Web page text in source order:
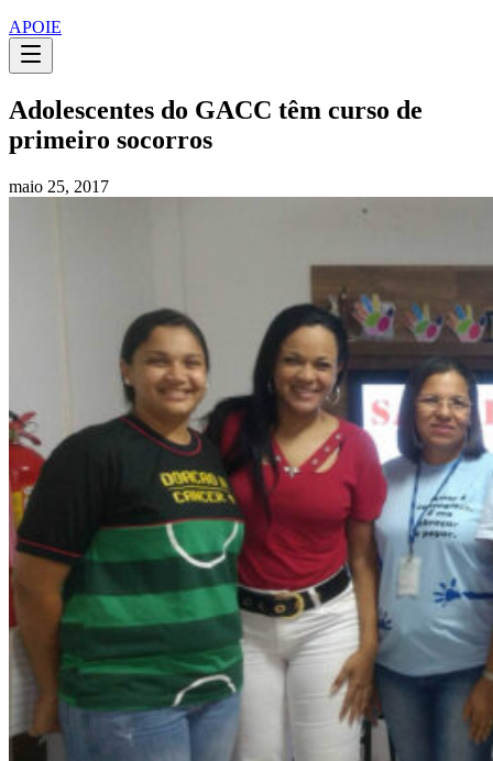
APOIE
Adolescentes do GACC têm curso de
primeiro socorros
maio 25, 2017